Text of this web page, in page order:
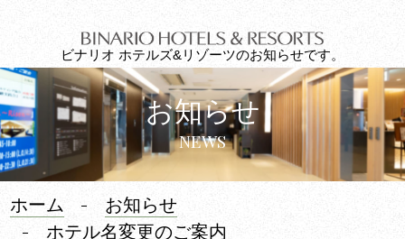
ビナリオ ホテルズ&リゾーツのお知らせです。
お知らせ
NEWS
ホーム
お知らせ
ホテル名変更のご案内